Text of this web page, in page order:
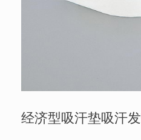
经济型吸汗垫吸汗